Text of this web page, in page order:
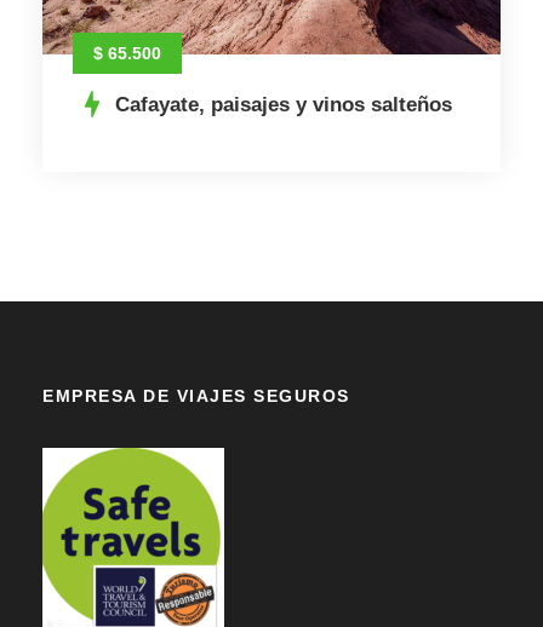
$ 65.500
Cafayate, paisajes y vinos salteños
EMPRESA DE VIAJES SEGUROS